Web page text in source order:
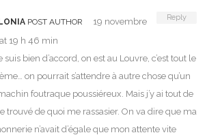
Reply
POST AUTHOR
19 novembre
19 h 46 min
suis bien d’accord, on est au Louvre, c’est tout le
on pourrait s’attendre à autre chose qu’un
foutraque poussiéreux. Mais j’y ai tout de
trouvé de quoi me rassasier. On va dire que ma
n’avait d’égale que mon attente vite